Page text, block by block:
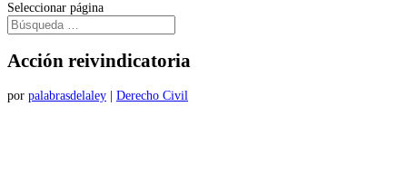
Seleccionar página
Acción reivindicatoria
por palabrasdelaley Derecho Civil